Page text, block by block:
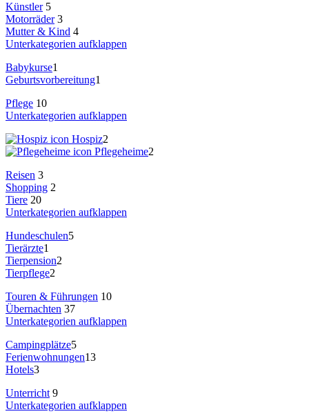
Künstler5
Motorräder3
Mutter & Kind 4
Unterkategorien aufklappen
Babykurse1
Geburtsvorbereitung1
Pflege 10
Unterkategorien aufklappen
Hospiz2
Pflegeheime2
Reisen 3
Shopping 2
Tiere 20
Unterkategorien aufklappen
Hundeschulen5
Tierärzte1
Tierpension2
Tierpflege2
Touren & Führungen 10
Übernachten 37
Unterkategorien aufklappen
Campingplätze5
Ferienwohnungen13
Hotels3
Unterricht 9
Unterkategorien aufklappen